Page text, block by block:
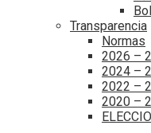
Transparencia
Normas
2026 –
2024 –
2022 –
2020 –